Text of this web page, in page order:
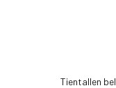
Tientallen